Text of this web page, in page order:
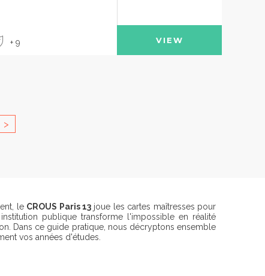
+ 9 VIEW
>
le CROUS Paris 13 joue les cartes maîtresses pour
publique transforme l'impossible en réalité
Dans ce guide pratique, nous décryptons ensemble
vos années d'études.